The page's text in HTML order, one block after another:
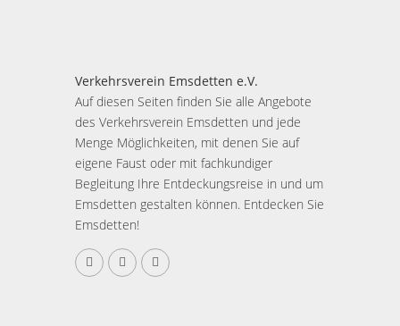
Verkehrsverein Emsdetten e.V.
Auf diesen Seiten finden Sie alle Angebote
des Verkehrsverein Emsdetten und jede
Menge Möglichkeiten, mit denen Sie auf
eigene Faust oder mit fachkundiger
Begleitung Ihre Entdeckungsreise in und um
Emsdetten gestalten können. Entdecken Sie
Emsdetten!